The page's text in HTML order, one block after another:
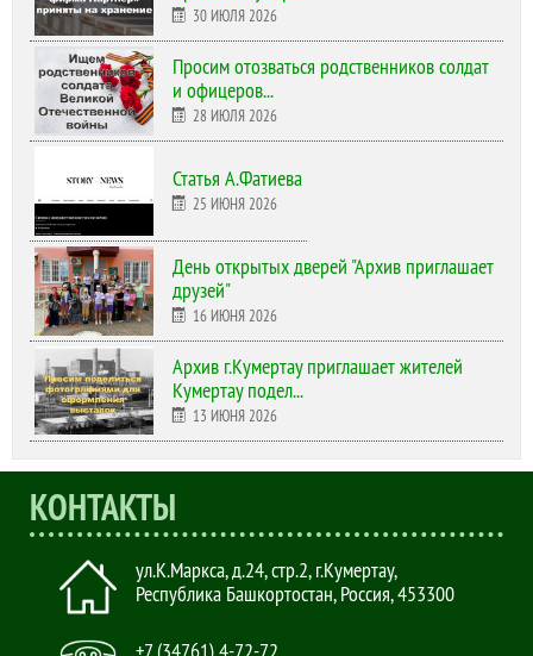
30 ИЮЛЯ 2026
Просим отозваться родственников солдат
и офицеров...
28 ИЮЛЯ 2026
Статья А.Фатиева
25 ИЮНЯ 2026
День открытых дверей "Архив приглашает
друзей"
16 ИЮНЯ 2026
Архив г.Кумертау приглашает жителей
Кумертау подел...
13 ИЮНЯ 2026
КОНТАКТЫ
ул.К.Маркса, д.24, стр.2,г.Кумертау,
Республика Башкортостан, Россия,453300